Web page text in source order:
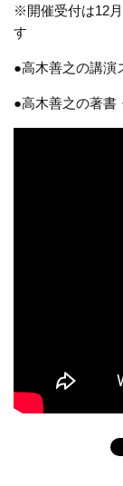
※開催受付は12
す
●高木善之の講演
●高木善之の著書